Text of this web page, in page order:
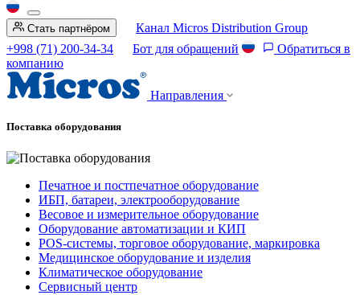
Стать партнёром
Канал Micros Distribution Group
+998 (71) 200-34-34
Бот для обращений
Обратиться в
компанию
Направления
Поставка оборудования
Печатное и постпечатное оборудование
ИБП, батареи, электрооборудование
Весовое и измерительное оборудование
Оборудование автоматизации и КИП
POS-системы, торговое оборудование, маркировка
Медицинское оборудование и изделия
Климатическое оборудование
Сервисный центр